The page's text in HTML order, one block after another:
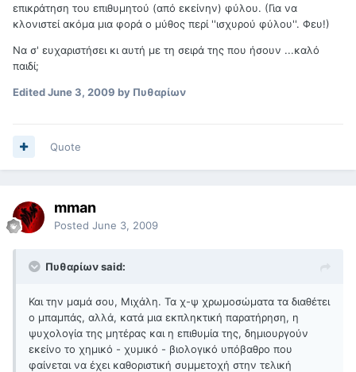
επικράτηση του επιθυμητού (από εκείνην) φύλου. (Για να
κλονιστεί ακόμα μια φορά ο μύθος περί ''ισχυρού φύλου''. Φευ!)
Να σ' ευχαριστήσει κι αυτή με τη σειρά της που ήσουν ...καλό
παιδί;
EditedJune 3, 2009 by Πυθαρίων
Quote
mman
Posted June 3, 2009
Πυθαρίων said:
Και την μαμά σου, Μιχάλη. Τα χ-ψ χρωμοσώματα τα διαθέτει
ο μπαμπάς, αλλά, κατά μια εκπληκτική παρατήρηση, η
ψυχολογία της μητέρας και η επιθυμία της, δημιουργούν
εκείνο το χημικό - χυμικό - βιολογικό υπόβαθρο που
φαίνεται να έχει καθοριστική συμμετοχή στην τελική